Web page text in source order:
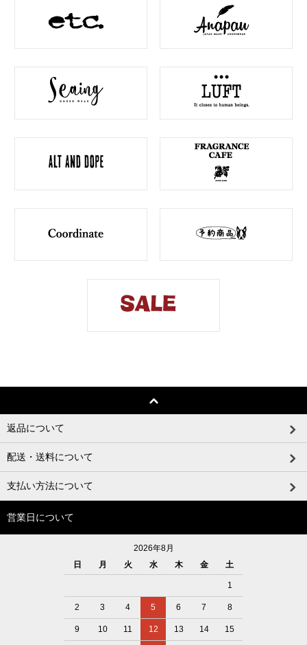
返品について
配送・送料について
支払い方法について
営業日について
2026年8月
日
月 火 水 木 金 土
1
2 3 4 5 6 7 8
9 10 11 12 13 14 15